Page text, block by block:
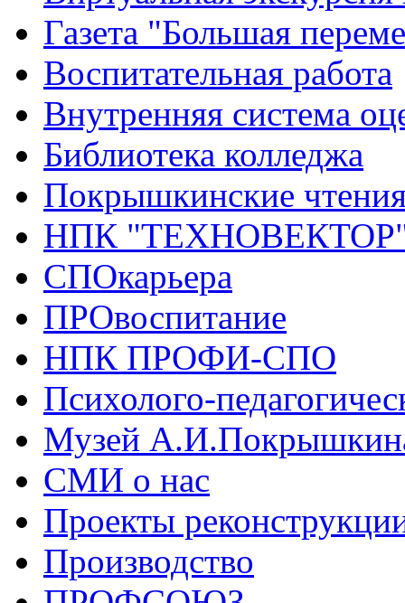
Газета "Большая
Воспитательная работа
Внутренняя система
Библиотека колледжа
Покрышкинские
НПК
СПОкарьера
ПРОвоспитание
НПК ПРОФИ-СПО
Психолого-
Музей
СМИ о нас
Проекты
Производство